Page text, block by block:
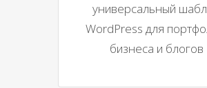
универсальный
WordPress для
бизнеса и блогов